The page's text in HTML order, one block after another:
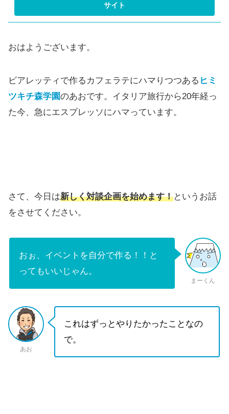
おはようございます。
ビアレッティで作るカフェラテにハマりつつある ヒミ
ツキチ森学園のあおです。イタリア旅行から20年経っ
た今、急にエスプレッソにハマっています。
さて、今日は新しく対談企画を始めます！というお話
をさせてください。
おぉ、イベントを自分で作る！！と
ってもいいじゃん。
まーくん
あお
これはずっとやりたかったことなの
で。